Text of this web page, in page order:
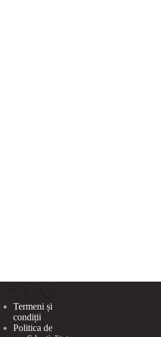
Termeni și
condiții
Politica de